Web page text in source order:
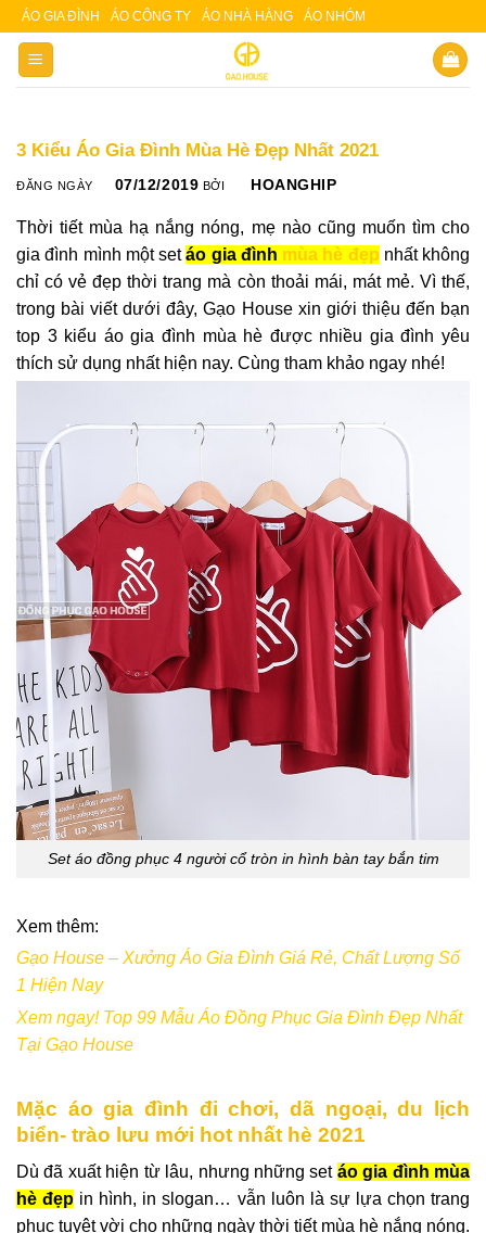
Skip
content
ÁO GIA ĐÌNH ÁO CÔNG TY ÁO NHÀ HÀNG ÁO NHÓM
3 Kiểu Áo Gia Đình Mùa Hè Đẹp Nhất 2021
ĐĂNG NGÀY 07/12/2019 BỞI HOANGHIP
Thời tiết mùa hạ nắng nóng, mẹ nào cũng muốn tìm cho
gia đình mình một setáo gia đình mùa hè đẹp nhất không
chỉ có vẻ đẹp thời trang mà còn thoải mái, mát mẻ. Vì thế,
trong bài viết dưới đây, Gạo House xin giới thiệu đến bạn
top 3 kiểu áo gia đình mùa hè được nhiều gia đình yêu
thích sử dụng nhất hiện nay. Cùng tham khảo ngay nhé!
Set áo đồng phục 4 người cổ tròn in hình bàn tay bắn tim
Xem thêm:
Gạo House – Xưởng Áo Gia Đình Giá Rẻ, Chất Lượng Số
1 Hiện Nay
Xem ngay! Top 99 Mẫu Áo Đồng Phục Gia Đình Đẹp Nhất
Tại Gạo House
Mặc áo gia đình đi chơi, dã ngoại, du lịch
biển- trào lưu mới hot nhất hè 2021
Dù đã xuất hiện từ lâu, nhưng những set áo gia đình mùa
hè đẹp in hình, in slogan… vẫn luôn là sự lựa chọn trang
phục tuyệt vời cho những ngày thời tiết mùa hè nắng nóng.